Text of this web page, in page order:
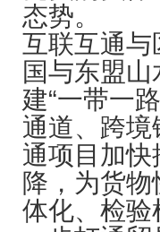
态势。
互联互通
国与东盟
建“一带一
通道、跨
通项目加
降，为货
体化、检